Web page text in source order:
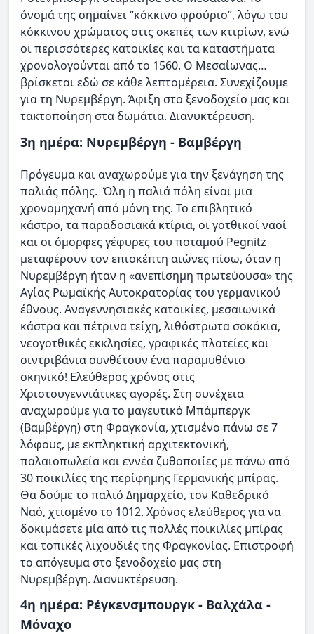
όνομά της σημαίνει “κόκκινο φρούριο”, λόγω του
κόκκινου χρώματος στις σκεπές των κτιρίων, ενώ
οι περισσότερες κατοικίες και τα καταστήματα
χρονολογούνται από το 1560. Ο Μεσαίωνας…
βρίσκεται εδώ σε κάθε λεπτομέρεια. Συνεχίζουμε
για τη Νυρεμβέργη. Άφιξη στο ξενοδοχείο μας και
τακτοποίηση στα δωμάτια. Διανυκτέρευση.
3η ημέρα: Νυρεμβέργη - Βαμβέργη
Πρόγευμα και αναχωρούμε για την ξενάγηση της
παλιάς πόλης. Όλη η παλιά πόλη είναι μια
χρονομηχανή από μόνη της. Το επιβλητικό
κάστρο, τα παραδοσιακά κτίρια, οι γοτθικοί ναοί
και οι όμορφες γέφυρες του ποταμού Pegnitz
μεταφέρουν τον επισκέπτη αιώνες πίσω, όταν η
Νυρεμβέργη ήταν η «ανεπίσημη πρωτεύουσα» της
Αγίας Ρωμαϊκής Αυτοκρατορίας του γερμανικού
έθνους. Αναγεννησιακές κατοικίες, μεσαιωνικά
κάστρα και πέτρινα τείχη, λιθόστρωτα σοκάκια,
νεογοτθικές εκκλησίες, γραφικές πλατείες και
σιντριβάνια συνθέτουν ένα παραμυθένιο
σκηνικό! Ελεύθερος χρόνος στις
Χριστουγεννιάτικες αγορές. Στη συνέχεια
αναχωρούμε για το μαγευτικό Μπάμπεργκ
(Βαμβέργη) στη Φραγκονία, χτισμένο πάνω σε 7
λόφους, με εκπληκτική αρχιτεκτονική,
παλαιοπωλεία και εννέα ζυθοποιίες με πάνω από
30 ποικιλίες της περίφημης Γερμανικής μπίρας.
Θα δούμε το παλιό Δημαρχείο, τον Καθεδρικό
Ναό, χτισμένο το 1012. Χρόνος ελεύθερος για να
δοκιμάσετε μία από τις πολλές ποικιλίες μπίρας
και τοπικές λιχουδιές της Φραγκονίας. Επιστροφή
το απόγευμα στο ξενοδοχείο μας στη
Νυρεμβέργη. Διανυκτέρευση.
4η ημέρα: Ρέγκενσμπουργκ - Βαλχάλα -
Μόναχο